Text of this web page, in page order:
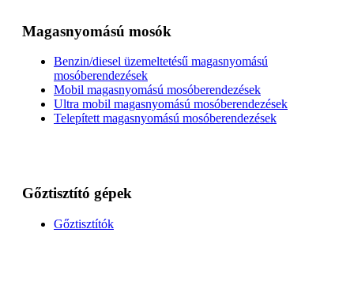
Magasnyomású mosók
Benzin/diesel üzemeltetésű magasnyomású
mosóberendezések
Mobil magasnyomású mosóberendezések
Ultra mobil magasnyomású mosóberendezések
Telepített magasnyomású mosóberendezések
Gőztisztító gépek
Gőztisztítók